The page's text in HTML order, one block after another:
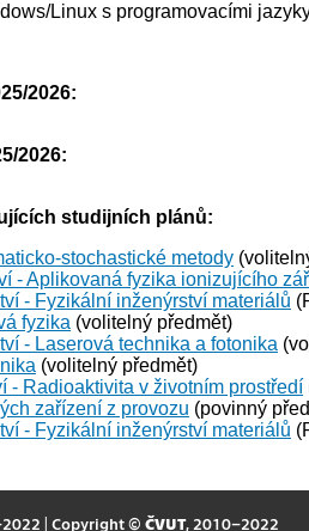
Linux s programovacími
2026:
2026:
studijních plánů:
stochastické metody
- Aplikovaná fyzika ionizujícího
- Fyzikální inženýrství materiálů
fyzika (volitelný předmět)
- Laserová technika a fotonika
(volitelný předmět)
- Radioaktivita v životním prostředí
zařízení z provozu (povinný
- Fyzikální inženýrství materiálů
| Copyright © ČVUT, 2010–2022